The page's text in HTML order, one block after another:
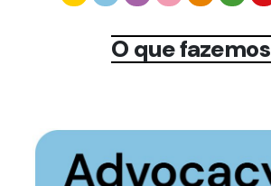
O que fazemos